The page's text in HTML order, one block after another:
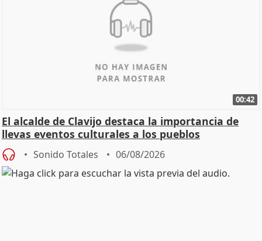
00:42
El alcalde de Clavijo destaca la importancia de
llevas eventos culturales a los pueblos
Sonido Totales 06/08/2026